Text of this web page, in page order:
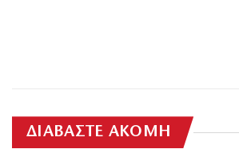
ΔΙΑΒΑΣΤΕ ΑΚΟΜΗ